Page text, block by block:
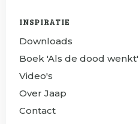
INSPIRATIE
Downloads
Boek 'Als de dood wenkt'
Video's
Over Jaap
Contact